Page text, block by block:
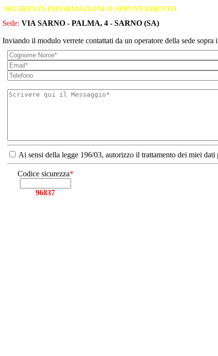
RICHIESTA INFORMAZIONI O APPUNTAMENTO
Sede: VIA SARNO - PALMA, 4 - SARNO (SA)
Inviando il modulo verrete contattati da un operatore della sede sopra
Ai sensi della legge 196/03, autorizzo il trattamento dei miei
Codice sicurezza*
96837